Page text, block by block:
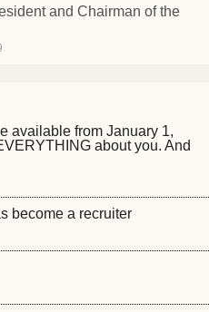
and Chairman of the
available from January 1,
about you. And
become a recruiter